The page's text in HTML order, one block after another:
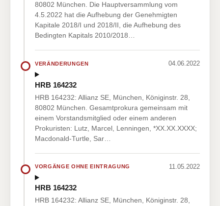
80802 München. Die Hauptversammlung vom
4.5.2022 hat die Aufhebung der Genehmigten
Kapitale 2018/I und 2018/II, die Aufhebung des
Bedingten Kapitals 2010/2018…
VERÄNDERUNGEN 04.06.2022
HRB 164232
HRB 164232: Allianz SE, München, Königinstr. 28,
80802 München. Gesamtprokura gemeinsam mit
einem Vorstandsmitglied oder einem anderen
Prokuristen: Lutz, Marcel, Lenningen, *XX.XX.XXXX;
Macdonald-Turtle, Sar…
VORGÄNGE OHNE EINTRAGUNG 11.05.2022
HRB 164232
HRB 164232: Allianz SE, München, Königinstr. 28,